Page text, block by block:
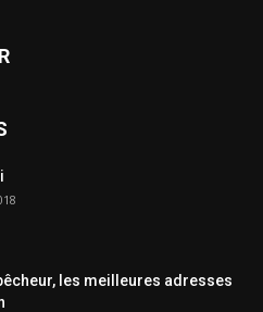
les meilleures adresses